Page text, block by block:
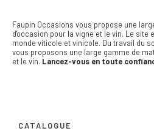
Faupin Occasions vous propose une
d'occasion pour la vigne et le vin. Le site
monde viticole et vinicole. Du travail du
vous proposons une large gamme de
et le vin. Lancez-vous en toute
CATALOGUE